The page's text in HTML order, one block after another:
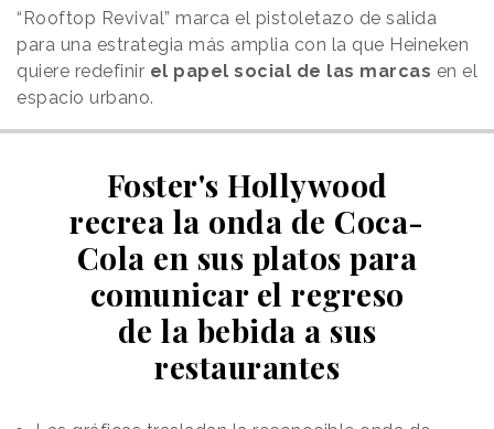
“Rooftop Revival” marca el pistoletazo de salida
para una estrategia más amplia con la que Heineken
quiere redefinir el papel social de las marcas en el
espacio urbano.
Foster's Hollywood
recrea la onda de Coca-
Cola en sus platos para
comunicar el regreso
de la bebida a sus
restaurantes